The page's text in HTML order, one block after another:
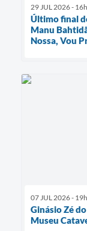
29 JUL 2026 -
Último final
Manu
Nossa, Vou
07 JUL 2026 -
Ginásio Zé
Museu